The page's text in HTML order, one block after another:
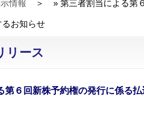
情報 » 第三者割当による第
お知らせ
リース
第６回新株予約権の発行に係る